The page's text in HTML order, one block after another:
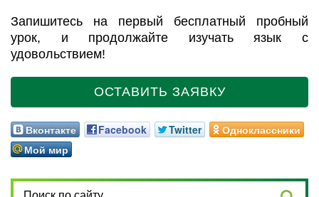
Запишитесь на первый бесплатный пробный
урок, и продолжайте изучать язык с
удовольствием!
ОСТАВИТЬ ЗАЯВКУ
Вконтакте Facebook Twitter
Одноклассники
Мой мир